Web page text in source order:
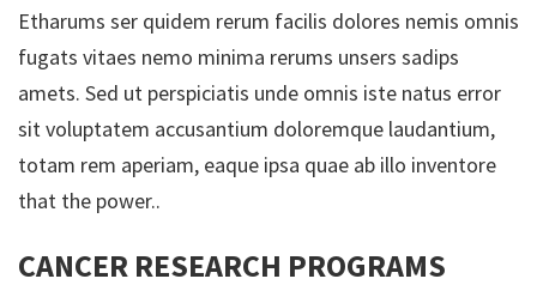
Etharums ser quidem rerum facilis dolores nemis omnis
fugats vitaes nemo minima rerums unsers sadips
amets. Sed ut perspiciatis unde omnis iste natus error
sit voluptatem accusantium doloremque laudantium,
totam rem aperiam, eaque ipsa quae ab illo inventore
that the power..
CANCER RESEARCH PROGRAMS